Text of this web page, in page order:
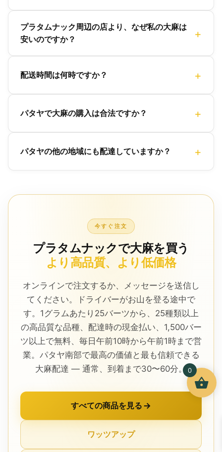
プラタムナック周辺の店より、なぜ私の大麻は
安いのですか？
配送時間は何時ですか？
パタヤで大麻の購入は合法ですか？
パタヤの他の地域にも配達していますか？
今すぐ注文
プラタムナックで大麻を買う
より高品質、より低価格
オンラインで注文するか、メッセージを送信し
てください。ドライバーがお山を登る途中で
す。1グラムあたり25バーツから、25種類以上
の高品質な品種、配達時の現金払い、1,500バー
ツ以上で無料、毎日午前10時から午前1時まで営
業。パタヤ南部で最高の価値と最も信頼できる
大麻配達 — 通常、到着まで30〜60分。
すべての商品を見る
ワッツアップ
0